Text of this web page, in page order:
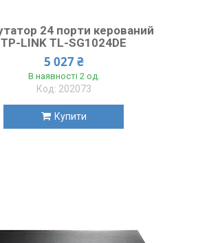
24 порти керований
TP-LINK TL-SG1024DE
5 027 ₴
В наявності 2 од.
202073
Купити